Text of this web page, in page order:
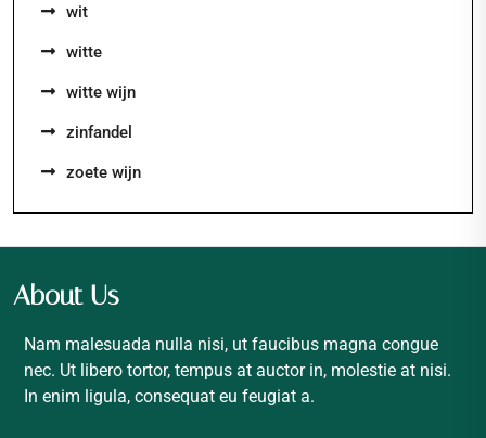
wit
witte
witte wijn
zinfandel
zoete wijn
About Us
Nam malesuada nulla nisi, ut faucibus magna congue
nec. Ut libero tortor, tempus at auctor in, molestie at nisi.
In enim ligula, consequat eu feugiat a.